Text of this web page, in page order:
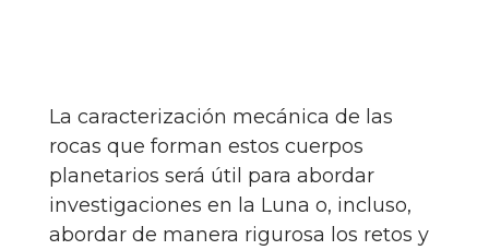
La caracterización mecánica de las
rocas que forman estos cuerpos
planetarios será útil para abordar
investigaciones en la Luna o, incluso,
abordar de manera rigurosa los retos y